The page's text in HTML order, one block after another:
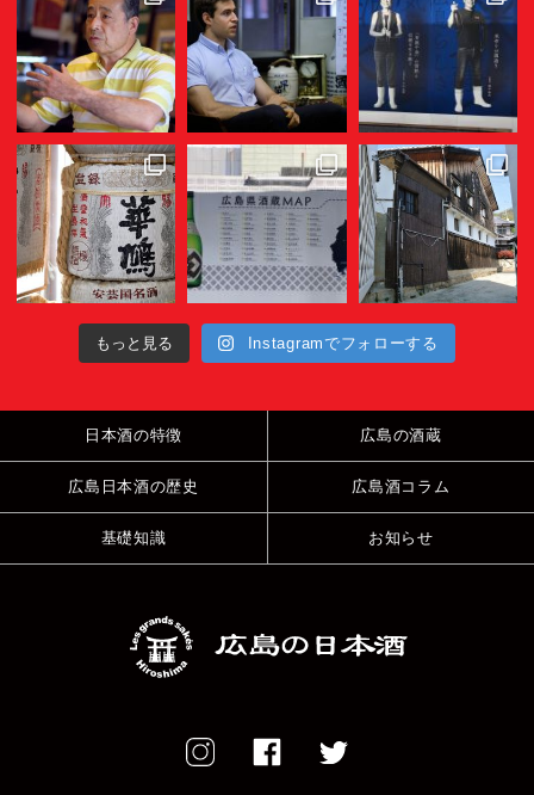
もっと見る Instagramでフォローする
日本酒の特徴 広島の酒蔵
広島日本酒の歴史 広島酒コラム
基礎知識 お知らせ